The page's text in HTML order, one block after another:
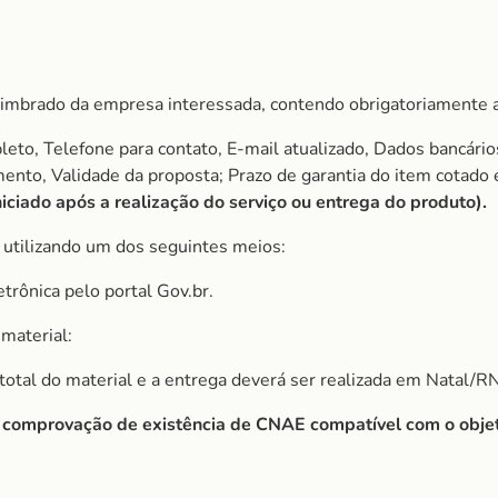
da empresa interessada, contendo obrigatoriamente
Telefone para contato, E-mail atualizado, Dados
Validade da proposta; Prazo de garantia do item
após a realização do serviço ou entrega do produto).
utilizando um dos seguintes meios:
pelo portal Gov.br.
do material e a entrega deverá ser realizada em Natal/
de existência de CNAE compatível com o